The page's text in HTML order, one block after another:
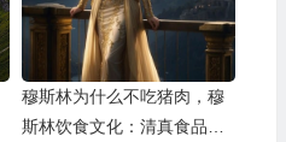
穆斯林为什么不吃猪肉，穆
斯林饮食文化：清真食品的